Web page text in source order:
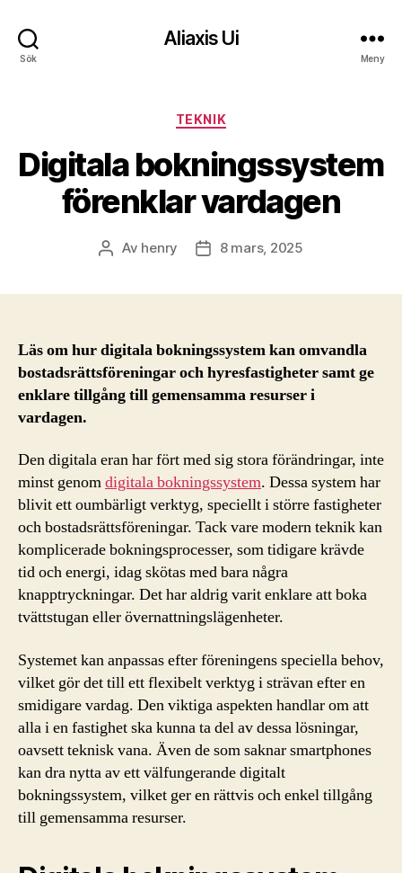
Sök
Aliaxis Ui
Meny
Kategorier
TEKNIK
Digitala bokningssystem
förenklar vardagen
Inläggsförfattare
Av henry Inläggsdatum
8 mars, 2025
Läs om hur digitala bokningssystem kan omvandla
bostadsrättsföreningar och hyresfastigheter samt ge
enklare tillgång till gemensamma resurser i
vardagen.
Den digitala eran har fört med sig stora förändringar, inte
minst genomdigitala bokningssystem. Dessa system har
blivit ett oumbärligt verktyg, speciellt i större fastigheter
och bostadsrättsföreningar. Tack vare modern teknik kan
komplicerade bokningsprocesser, som tidigare krävde
tid och energi, idag skötas med bara några
knapptryckningar. Det har aldrig varit enklare att boka
tvättstugan eller övernattningslägenheter.
Systemet kan anpassas efter föreningens speciella behov,
vilket gör det till ett flexibelt verktyg i strävan efter en
smidigare vardag. Den viktiga aspekten handlar om att
alla i en fastighet ska kunna ta del av dessa lösningar,
oavsett teknisk vana. Även de som saknar smartphones
kan dra nytta av ett välfungerande digitalt
bokningssystem, vilket ger en rättvis och enkel tillgång
till gemensamma resurser.